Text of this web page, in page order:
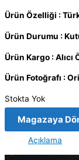
Ürün Özelliği :
Ürün Durumu :
Ürün Kargo : Alıcı
Ürün Fotoğrafı :
Stokta Yok
Magazaya
Açıklama